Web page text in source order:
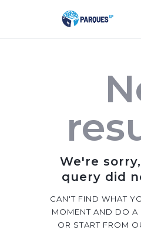
Parques Y
Participación
Ciudadana
Planificación
Transparencia
Contacto
We're
query did
CAN'T FIND WHAT
MOMENT AND DO A
OR START FROM